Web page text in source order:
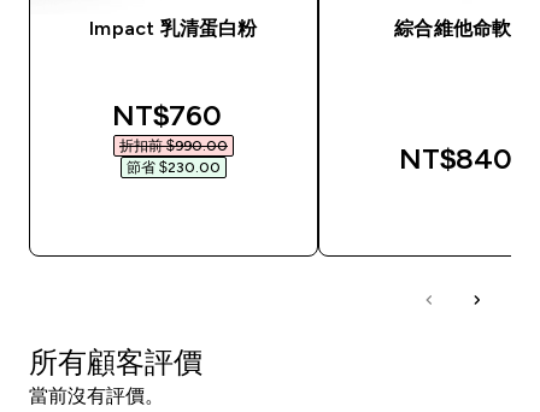
Impact 乳清蛋白粉
discounted price
NT$760‎
折扣前 $990.00‎
節省 $230.00‎
綜合維他命軟糖
NT$840‎
所有顧客評價
當前沒有評價。